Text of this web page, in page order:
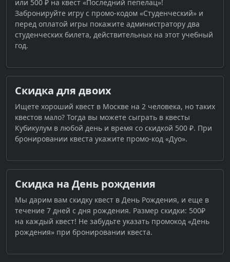
или 500 ₽ на квест «Последний пепелац»!
Забронируйте игру с промо-кодом «Студенческий» и
перед оплатой игры покажите администратору два
студенческих билета, действительных на этот учебный
год.
Скидка для двоих
Ищете хороший квест в Москве на 2 человека, но таких
квестов мало? Тогда вы можете сыграть в квесты
Кубикулум в любой день и время со скидкой 500 ₽. При
бронировании квеста укажите промо-код «Дуо».
Скидка на День рождения
Мы дарим вам скидку квест в День Рождения, и еще в
течение 7 дней с дня рождения. Размер скидки: 500₽
на каждый квест! Не забудьте указать промокод «День
рождения» при бронировании квеста.